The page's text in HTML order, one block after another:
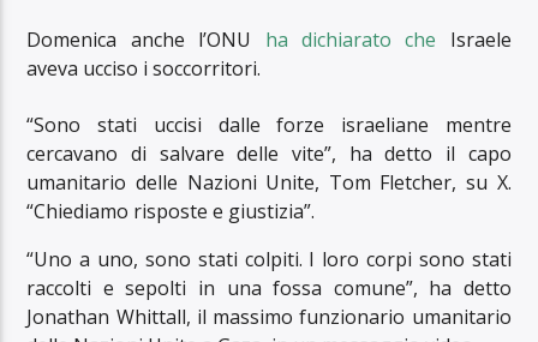
Domenica anche l’ONU ha dichiarato che Israele
aveva ucciso i soccorritori.
“Sono stati uccisi dalle forze israeliane mentre
cercavano di salvare delle vite”, ha detto il capo
umanitario delle Nazioni Unite, Tom Fletcher, su X.
“Chiediamo risposte e giustizia”.
“Uno a uno, sono stati colpiti. I loro corpi sono stati
raccolti e sepolti in una fossa comune”, ha detto
Jonathan Whittall, il massimo funzionario umanitario